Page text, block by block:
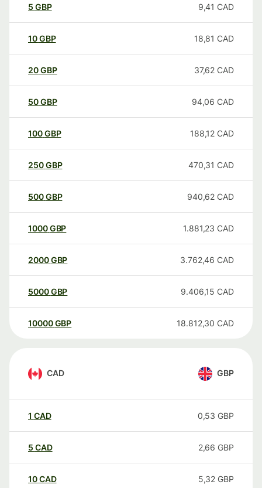
5 GBP 9,41 CAD
10GBP 18,81 CAD
20GBP 37,62 CAD
50GBP 94,06 CAD
100GBP 188,12 CAD
250GBP 470,31 CAD
500GBP 940,62 CAD
1000GBP 1.881,23 CAD
2000GBP 3.762,46 CAD
5000GBP 9.406,15 CAD
10000 GBP 18.812,30 CAD
CAD GBP
1 CAD 0,53 GBP
5 CAD 2,66 GBP
10CAD 5,32 GBP